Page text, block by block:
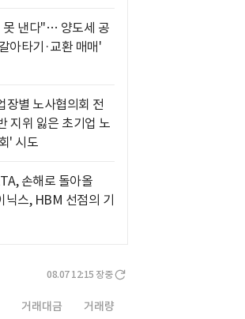
못 낸다"… 양도세 공
아타기·교환 매매'
장별 노사협의회 전
지위 잃은 초기업 노
' 시도
손해로 돌아올
스, HBM 선점의 기
08.07 12:15 장중
거래대금 거래량